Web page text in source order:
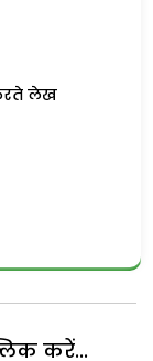
लेख
करें...